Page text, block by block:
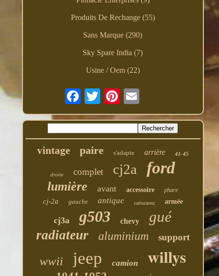
Produits De Rechange (55)
Sans Marque (290)
Sky Spare India (7)
Usine / Oem (22)
vintage paire s'adapte arrière 41-45
droite complet cj2a ford
lumière avant accessoire phare
cj-2a gauche antique carburateur armée
cj3a g503 chevy gué
radiateur aluminium support
wwii jeep camion willys